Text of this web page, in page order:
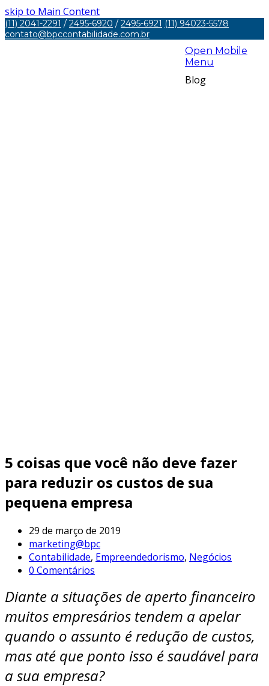
skip to Main Content
(11) 2041-2291 / 2495-6920 / 2495-6921 (11) 94023-5578
contato@bpccontabilidade.com.br
Open Mobile
Menu
Blog
5 coisas que você não deve fazer
para reduzir os custos de sua
pequena empresa
29 de março de 2019
marketing@bpc
Contabilidade, Empreendedorismo, Negócios
0 Comentários
Diante a situações de aperto financeiro
muitos empresários tendem a apelar
quando o assunto é redução de custos,
mas até que ponto isso é saudável para
a sua empresa?